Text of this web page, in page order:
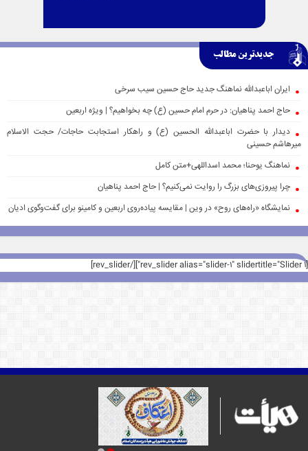
جدیدترین مطالب
ایران اباعبدالله نماهنگ جدید حاج حسین سیب سرخی
حاج احمد پناهیان: در حرم امام حسین (ع) چه بخواهیم؟ | ویژه اربعین
دیدار با حضرت اباعبدالله الحسین (ع) و راهکار استجابت حاجات/ حجت الاسلام
میرهاشم حسینی
نماهنگ یوحنا؛ محمد اسداللهی+متن کامل
چرا پیروزی‌های بزرگ را روایت نمی‌کنیم؟ | حاج احمد پناهیان
نمایشگاه «راه‌های روح» در وین | مقایسه پیاده‌روی اربعین و کامینو برای گفت‌وگوی ادیان
[rev_slider alias="slider-1" slidertitle="Slider 1"][/rev_slider]